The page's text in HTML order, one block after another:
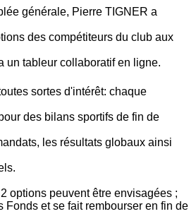
générale, Pierre TIGNER a
des compétiteurs du club aux
un tableur collaboratif en ligne.
sortes d'intérêt: chaque
des bilans sportifs de fin de
les résultats globaux ainsi
options peuvent être envisagées ;
Fonds et se fait rembourser en fin de